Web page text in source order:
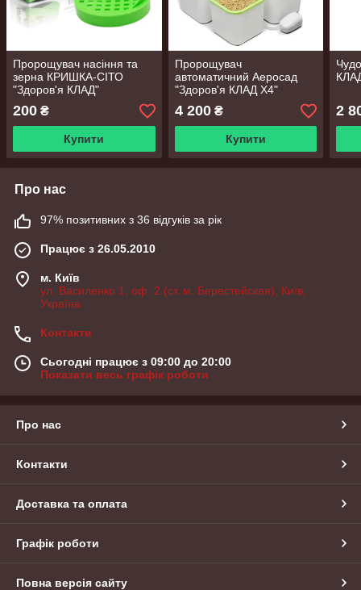
Пророщувач насіння та
зерна КРИШКА-СІТО
"Здоров'я КЛАД"
200 ₴
Купити
Пророщувач
автоматичний Аеросад
"Здоров'я КЛАД Х4"
4 200₴
Купити
2
Про нас
97% позитивних з 36 відгуків за рік
Працює з 26.05.2010
м. Київ
ул. Василенко 1, оф. 2 (ст. м. Берестейская), Київ,
Україна
Контакти
Сьогодні працює з 09:00 до 20:00
Показати весь графік роботи
Про нас
Контакти
Доставка та оплата
Графік роботи
Повна версія сайту